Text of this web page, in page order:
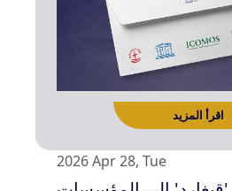
2026 Apr 28, Tue